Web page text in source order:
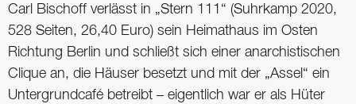
Carl Bischoff verlässt in „Stern 111“ (Suhrkamp 2020,
528 Seiten, 26,40 Euro) sein Heimathaus im Osten
Richtung Berlin und schließt sich einer anarchistischen
Clique an, die Häuser besetzt und mit der „Assel“ ein
Untergrundcafé betreibt – eigentlich war er als Hüter